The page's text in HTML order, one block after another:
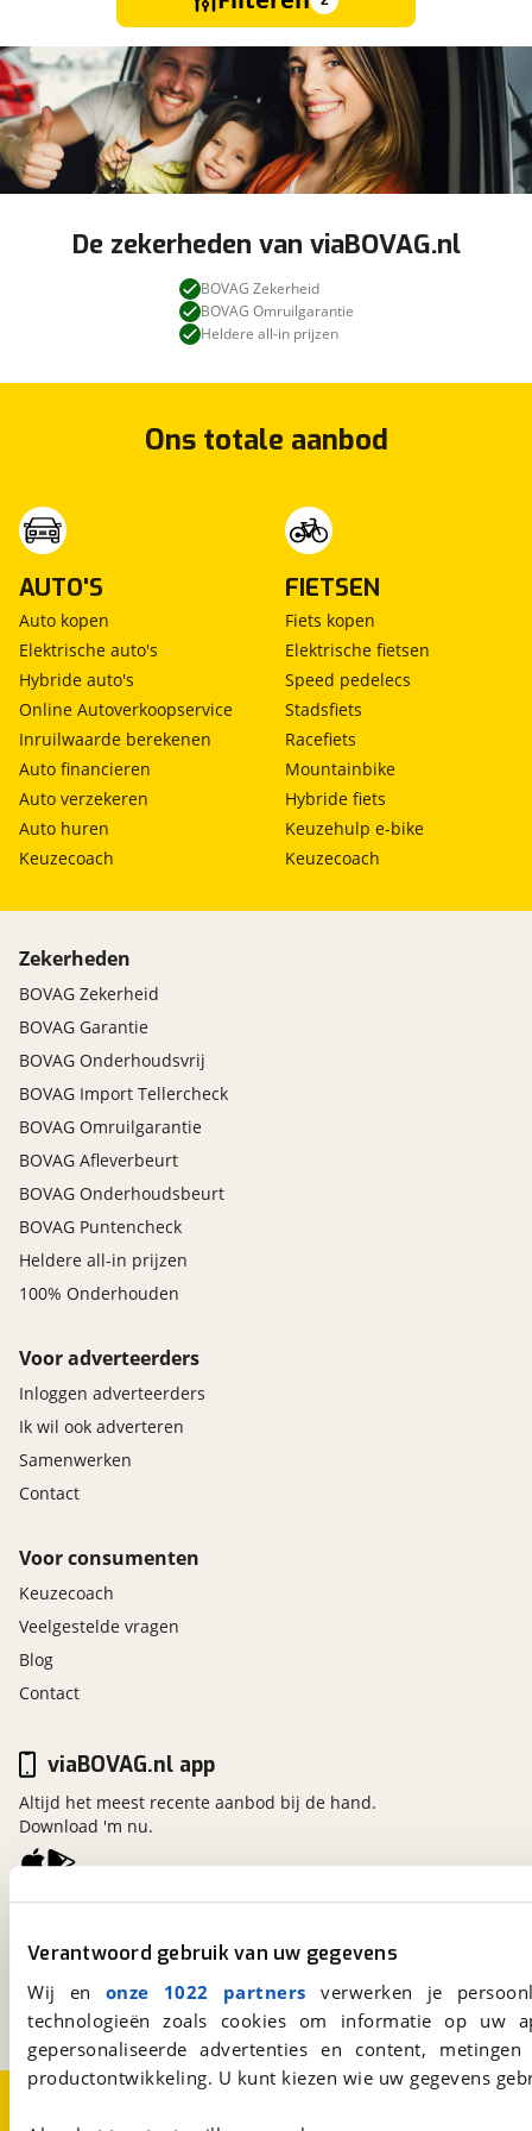
Verantwoord gebruik van uw gegevens
Wij en onze 1022 partners verwerken je
technologieën zoals cookies om informatie op
gepersonaliseerde advertenties en content,
productontwikkeling. U kunt kiezen wie uw gegevens
De zekerheden van viaBOVAG.nl
BOVAG Zekerheid
BOVAG Omruilgarantie
Heldere all-in prijzen
Ons totale aanbod
AUTO'S
Auto kopen
Elektrische auto's
Hybride auto's
Online Autoverkoopservice
Inruilwaarde berekenen
Auto financieren
Auto verzekeren
Auto huren
Keuzecoach
FIETSEN
Fiets kopen
Elektrische fietsen
Speed pedelecs
Stadsfiets
Racefiets
Mountainbike
Hybride fiets
Keuzehulp e-bike
Keuzecoach
Zekerheden
BOVAG Zekerheid
BOVAG Garantie
BOVAG Onderhoudsvrij
BOVAG Import Tellercheck
BOVAG Omruilgarantie
BOVAG Afleverbeurt
BOVAG Onderhoudsbeurt
BOVAG Puntencheck
Heldere all-in prijzen
100% Onderhouden
Voor adverteerders
Inloggen adverteerders
Ik wil ook adverteren
Samenwerken
Contact
Voor consumenten
Keuzecoach
Veelgestelde vragen
Blog
Contact
Kosterijland15
Bunnik
Een initiatief van
BOVAG
viaBOVAG.nl app
Altijd het meest recente aanbod bij de hand.
Download 'm nu.
Over viaBOVAG.nl
Disclaimer- en Privacyverklaring